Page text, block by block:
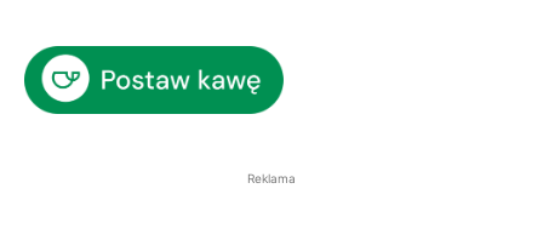
Reklama